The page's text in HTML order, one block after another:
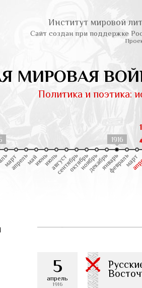
Институт мировой
Сайт создан при поддержке
МИРОВАЯ
Политика и поэтика:
1916
5
апрель
1916